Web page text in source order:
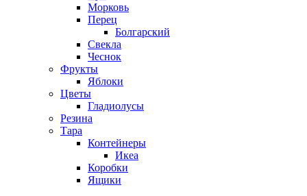
Морковь
Перец
Болгарский
Свекла
Чеснок
Фрукты
Яблоки
Цветы
Гладиолусы
Резина
Тара
Контейнеры
Икеа
Коробки
Ящики